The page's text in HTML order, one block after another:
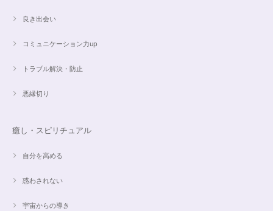
良き出会い
コミュニケーション力up
トラブル解決・防止
悪縁切り
癒し・スピリチュアル
自分を高める
惑わされない
宇宙からの導き